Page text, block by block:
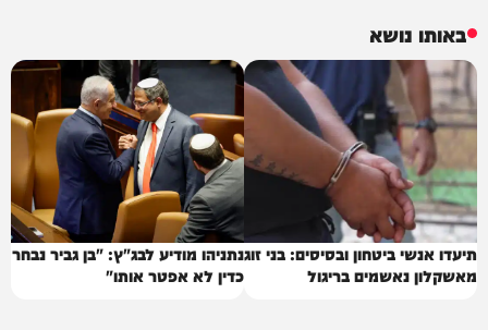
באותו נושא
תיעדו אנשי ביטחון ובסיסים: בני זוג
מאשקלון נאשמים בריגול
נתניהו מודיע לבג"ץ: "בן גביר נבחר
כדין לא אפטר אותו"